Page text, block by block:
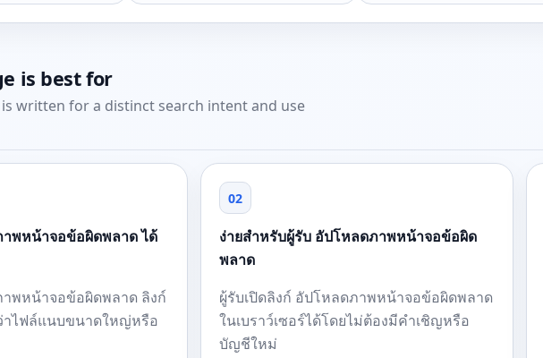
is best for
written for a distinct search intent and use
พหน้าจอข้อผิดพลาด ได้
พหน้าจอข้อผิดพลาด ลิงก์
าไฟล์แนบขนาดใหญ่หรือ
02
ง่ายสำหรับผู้รับ อัปโหลดภาพหน้าจอข้อผิด
พลาด
ผู้รับเปิดลิงก์ อัปโหลดภาพหน้าจอข้อผิดพลาด
ในเบราว์เซอร์ได้โดยไม่ต้องมีคำเชิญหรือ
บัญชีใหม่